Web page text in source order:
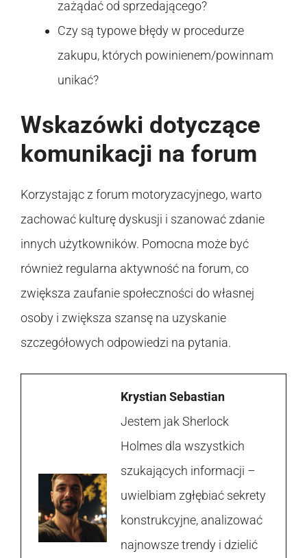
zażądać od sprzedającego?
Czy są typowe błędy w procedurze
zakupu, których powinienem/powinnam
unikać?
Wskazówki dotyczące
komunikacji na forum
Korzystając z forum motoryzacyjnego, warto
zachować kulturę dyskusji i szanować zdanie
innych użytkowników. Pomocna może być
również regularna aktywność na forum, co
zwiększa zaufanie społeczności do własnej
osoby i zwiększa szansę na uzyskanie
szczegółowych odpowiedzi na pytania.
Krystian Sebastian
Jestem jak Sherlock
Holmes dla wszystkich
szukających informacji –
uwielbiam zgłębiać sekrety
konstrukcyjne, analizować
najnowsze trendy i dzielić